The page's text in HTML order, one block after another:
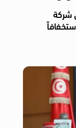
شركة